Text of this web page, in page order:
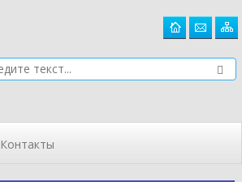
Контакты